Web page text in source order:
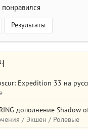
Результаты
Expedition 33 на
дополнение Shadow
/ Экшен / Ролевые